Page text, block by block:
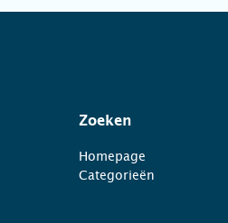
Zoeken
Homepage
Categorieën